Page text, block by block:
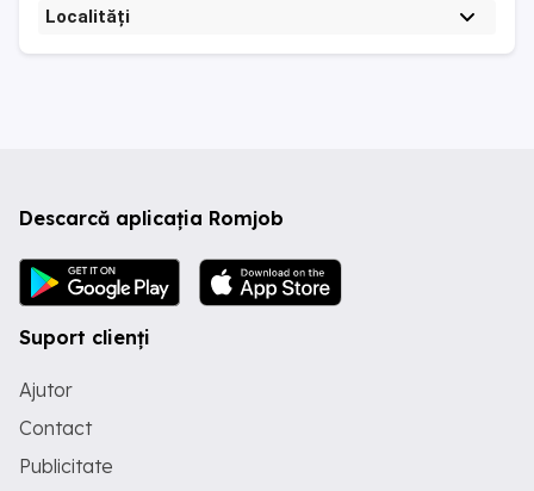
Localități
Descarcă aplicația Romjob
Suport clienți
Ajutor
Contact
Publicitate